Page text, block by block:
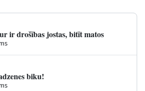
ir drošības jostas, bitīt matos
biku!